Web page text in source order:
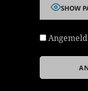
SHOW